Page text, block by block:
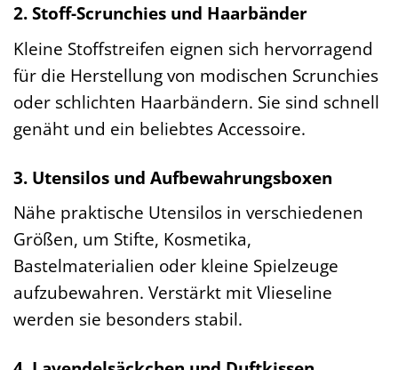
2. Stoff-Scrunchies und Haarbänder
Kleine Stoffstreifen eignen sich hervorragend
für die Herstellung von modischen Scrunchies
oder schlichten Haarbändern. Sie sind schnell
genäht und ein beliebtes Accessoire.
3. Utensilos und Aufbewahrungsboxen
Nähe praktische Utensilos in verschiedenen
Größen, um Stifte, Kosmetika,
Bastelmaterialien oder kleine Spielzeuge
aufzubewahren. Verstärkt mit Vlieseline
werden sie besonders stabil.